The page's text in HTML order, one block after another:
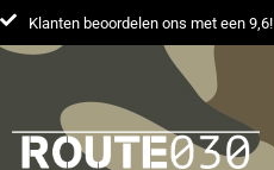
Klanten beoordelen ons met een 9,6!